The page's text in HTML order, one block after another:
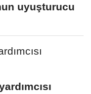
uyuşturucu